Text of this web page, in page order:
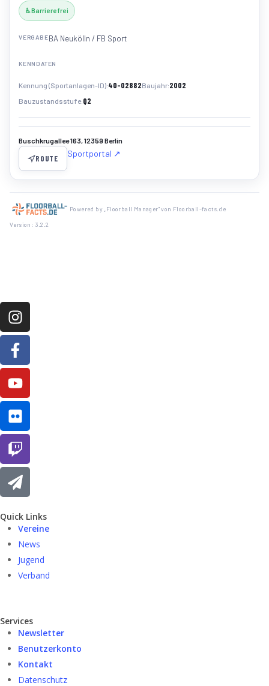
♿ Barrierefrei
VERGABEBA Neukölln / FB Sport
KENNDATEN
Kennung (Sportanlagen-ID) 40-02882Baujahr 2002
Bauzustandsstufe Q2
Buschkrugallee 163, 12359 Berlin
ROUTE Sportportal ↗
Powered by „Floorball Manager" von Floorball-facts.de
Version: 3.2.2
Quick Links
Vereine
News
Jugend
Verband
Services
Newsletter
Benutzerkonto
Kontakt
Datenschutz